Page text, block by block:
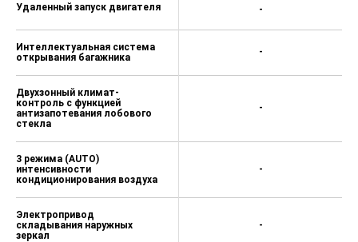
Удаленный запуск двигателя
Интеллектуальная система
открывания багажника
Двухзонный климат-
контроль с функцией
антизапотевания лобового
стекла
3 режима (AUTO)
интенсивности
кондиционирования воздуха
Электропривод
складывания наружных
зеркал
-
-
-
-
-